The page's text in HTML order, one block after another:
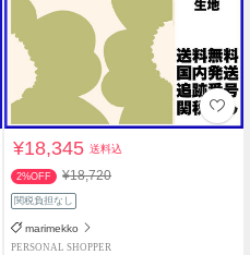
¥18,345送料込
2%OFF ¥18,720
関税負担なし
marimekko
PERSONAL SHOPPER